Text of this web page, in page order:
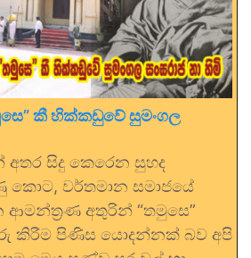
කී හික්කඩුවේ සුමංගල
සිදු කෙරෙන සුහද
කොට, වර්තමාන සමාජයේ
ආමන්ත්‍රණ අතුරින් “තමුසෙ”
කිරීම පිණිස යොදන්නක් බව අපි